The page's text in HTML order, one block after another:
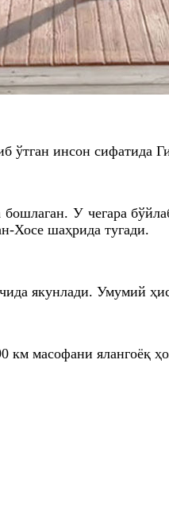
ўтган инсон сифатида
У чегара
Хосе шаҳрида тугади.
якунлади. Умумий
км масофани ялангоёқ